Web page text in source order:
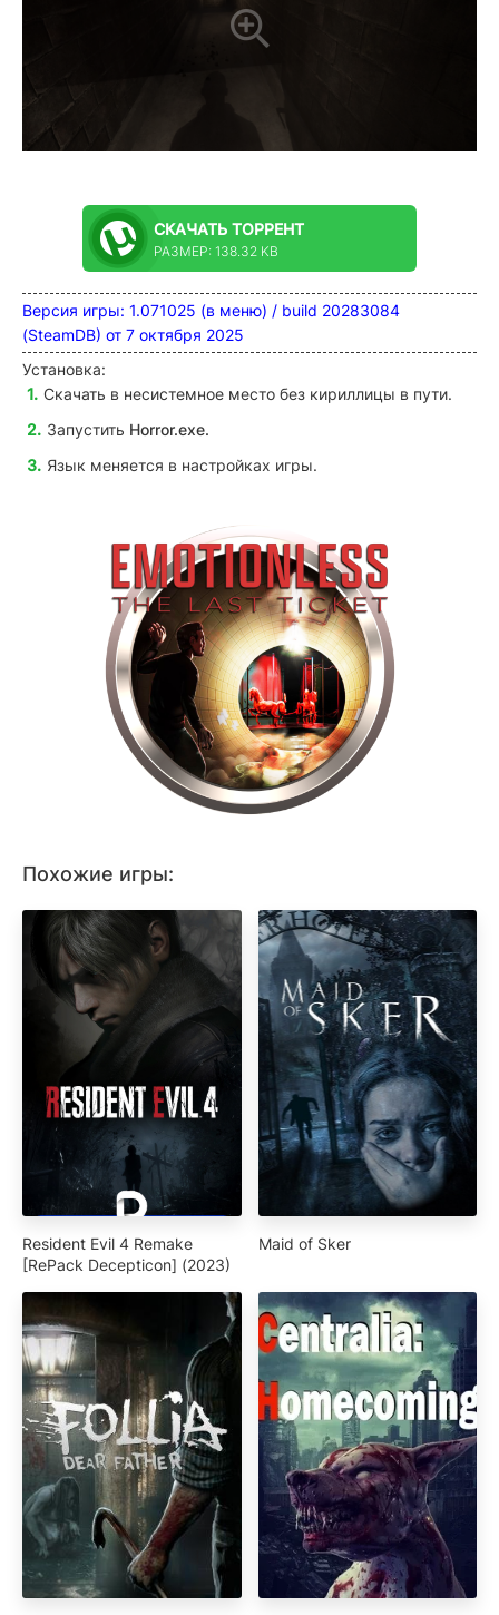
СКАЧАТЬ ТОРРЕНТ
РАЗМЕР: 138.32 KB
Версия игры: 1.071025 (в меню) / build 20283084
(SteamDB) от 7 октября 2025
Установка:
Скачать в несистемное место без кириллицы в пути.
Запустить Horror.exe.
Язык меняется в настройках игры.
Похожие игры:
Resident Evil 4 Remake
[RePack Decepticon] (2023)
Maid of Sker